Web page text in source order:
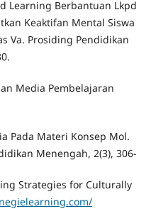
Learning Berbantuan Lkpd
Keaktifan Mental Siswa
Va. Prosiding Pendidikan
Media Pembelajaran
Pada Materi Konsep Mol.
Menengah, 2(3), 306-
Strategies for Culturally